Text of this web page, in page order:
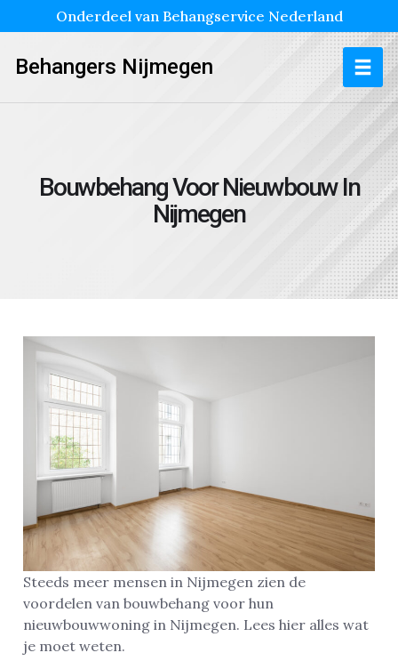
Onderdeel van Behangservice Nederland
Behangers Nijmegen
Bouwbehang Voor Nieuwbouw In
Nijmegen
Steeds meer mensen in Nijmegen zien de
voordelen van bouwbehang voor hun
nieuwbouwwoning in Nijmegen. Lees hier alles wat
je moet weten.